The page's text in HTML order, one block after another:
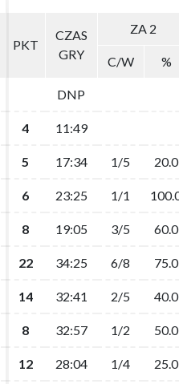
PKT
CZAS
GRY
ZA 2
C/W %
DNP
4 11:49
5 17:34 1/5 20.0
6 23:25 1/1
8 19:05 3/5 60.0
22 34:25 6/8 75.0
14 32:41 2/5 40.0
8 32:57 1/2 50.0
12 28:04 1/4 25.0
PKT
CZAS
GRY
ZA 2
C/W %
DNP
4 11:49
5 17:34 1/5 20.0
6 23:25 1/1
8 19:05 3/5 60.0
22 34:25 6/8 75.0
14 32:41 2/5 40.0
8 32:57 1/2 50.0
12 28:04 1/4 25.0